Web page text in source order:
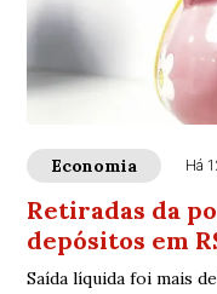
Economia Há
Retiradas da
depósitos em
Saída líquida foi mais